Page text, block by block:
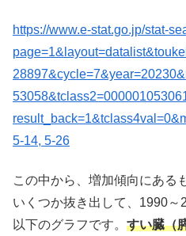
https://www.e-stat.go.jp/stat-
5-14, 5-26
この中から、増加傾向にある
いくつか抜き出して、1990
以下のグラフです。 すい臓（